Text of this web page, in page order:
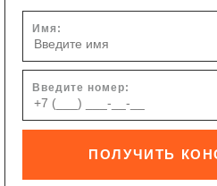
Имя:
Введите номер:
ПОЛУЧИТЬ